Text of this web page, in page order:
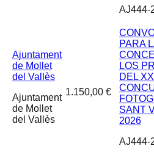
AJ444-
Ajuntament
de Mollet
del Vallès
Ajuntament
de Mollet
del Vallès
1.150,00 €
PARA
LOS
DEL
SANT
2026
AJ444-